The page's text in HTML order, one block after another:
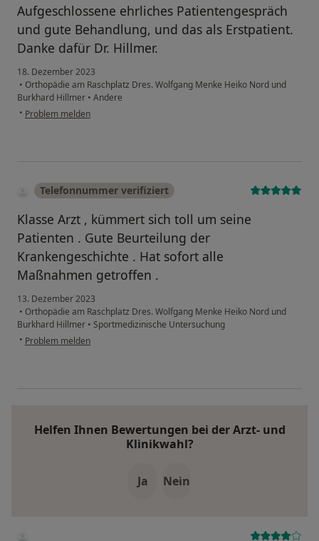
Aufgeschlossene ehrliches Patientengespräch
und gute Behandlung, und das als Erstpatient.
Danke dafür Dr. Hillmer.
18. Dezember 2023
• Orthopädie am Raschplatz Dres. Wolfgang Menke Heiko Nord und
Burkhard Hillmer • Andere
• Problem melden
Telefonnummer verifiziert
Klasse Arzt , kümmert sich toll um seine
Patienten . Gute Beurteilung der
Krankengeschichte . Hat sofort alle
Maßnahmen getroffen .
13. Dezember 2023
• Orthopädie am Raschplatz Dres. Wolfgang Menke Heiko Nord und
Burkhard Hillmer • Sportmedizinische Untersuchung
• Problem melden
Helfen Ihnen Bewertungen bei der Arzt- und
Klinikwahl?
Ja Nein